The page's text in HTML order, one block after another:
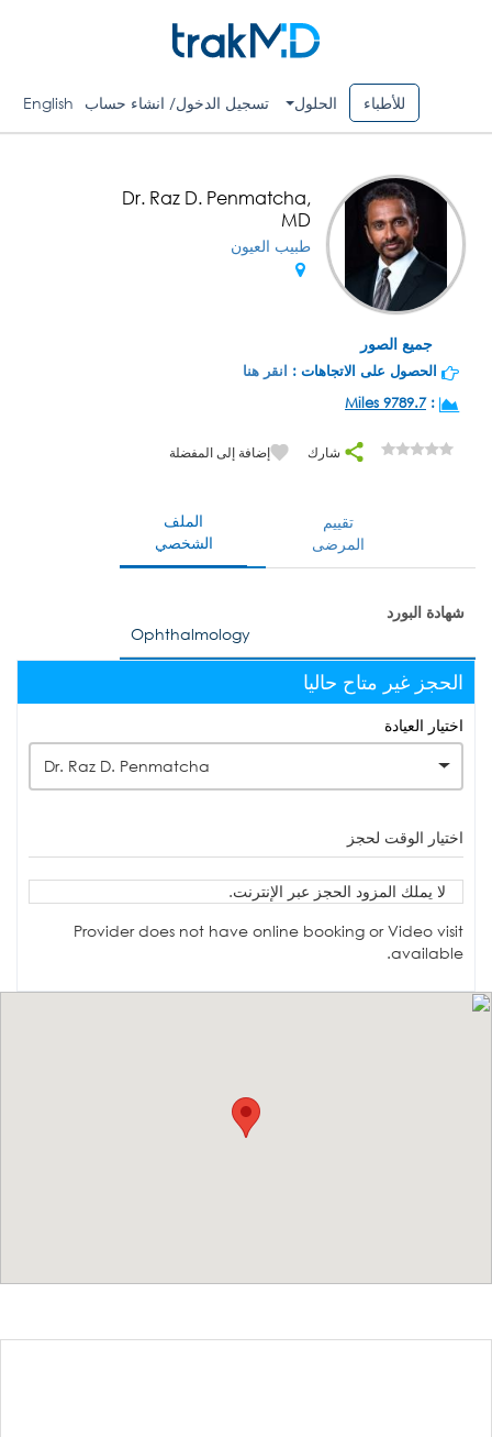
للأطباء الحلول تسجيل الدخول/ انشاء حساب English
جميع الصور
Dr. Raz D. Penmatcha,
MD
طبيب العيون
الحصول على الاتجاهات : انقر هنا
:
9789.7 Miles
شارك إضافة إلى المفضلة
الملف
الشخصي
تقييم
المرضى
شهادة البورد
Ophthalmology
الحجز غير متاح حاليا
اختيار العيادة
Dr. Raz D. Penmatcha
اختيار الوقت لحجز
لا يملك المزود الحجز عبر الإنترنت.
Provider does not have online booking or Video visit
available.